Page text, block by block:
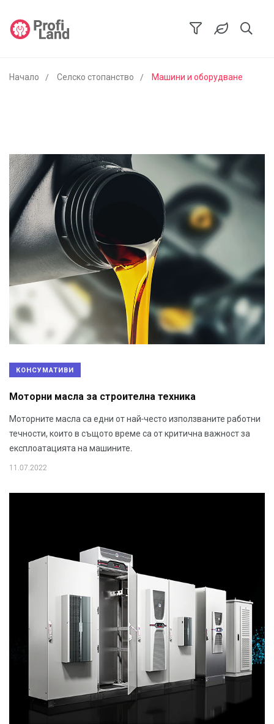
Начало Селско стопанство Машини и оборудване
КОНСУМАТИВИ
Моторни масла за строителна техника
Моторните масла са едни от най-често използваните работни
течности, които в същото време са от критична важност за
експлоатацията на машините.
11.07.2022